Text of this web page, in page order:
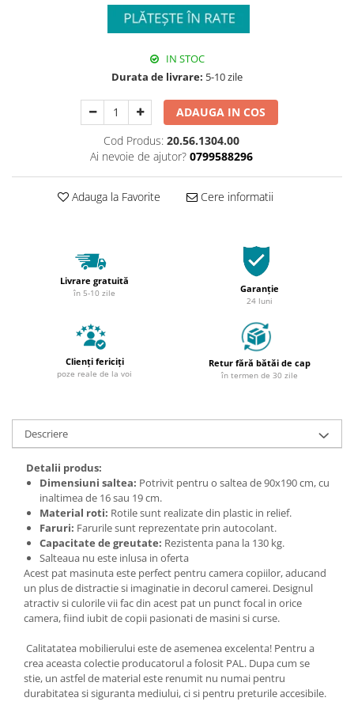
IN STOC
Durata de livrare: 5-10 zile
ADAUGA IN COS
Cod Produs: 20.56.1304.00
Ai nevoie de ajutor? 0799588296
Adauga la Favorite Cere informatii
Livrare gratuită
în 5-10 zile Garanție
24 luni
Clienți fericiți
poze reale de la voi
Retur fără bătăi de cap
în termen de 30 zile
Descriere
Detalii produs:
Dimensiuni saltea: Potrivit pentru o saltea de 90x190 cm, cu
inaltimea de 16 sau 19 cm.
Material roti: Rotile sunt realizate din plastic in relief.
Faruri: Farurile sunt reprezentate prin autocolant.
Capacitate de greutate: Rezistenta pana la 130 kg.
Salteaua nu este inlusa in oferta
Acest pat masinuta este perfect pentru camera copiilor, aducand
un plus de distractie si imaginatie in decorul camerei. Designul
atractiv si culorile vii fac din acest pat un punct focal in orice
camera, fiind iubit de copii pasionati de masini si curse.
Calitatatea mobilierului este de asemenea excelenta! Pentru a
crea aceasta colectie producatorul a folosit PAL. Dupa cum se
stie, un astfel de material este renumit nu numai pentru
durabitatea si siguranta mediului, ci si pentru preturile accesibile.